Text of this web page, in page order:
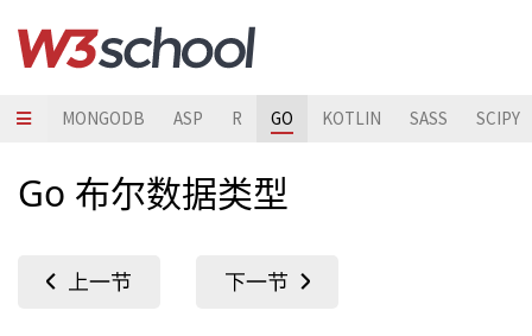
MONGODB ASP R GO KOTLIN SASS SCIPY
Go 布尔数据类型